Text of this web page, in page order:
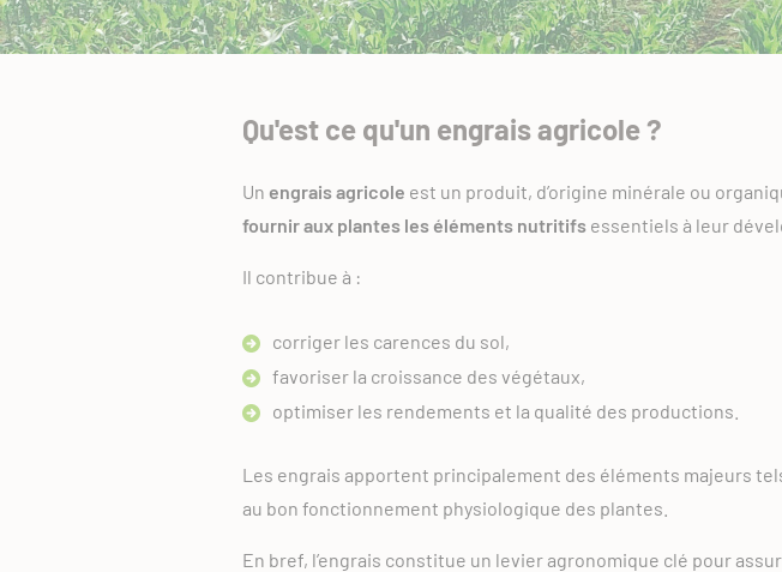
Qu'est ce qu'un engrais agricole ?
Un engrais agricole est un produit, d’origine minérale ou
fournir aux plantes les éléments nutritifs essentiels à leur
Il contribue à :
corriger les carences du sol,
favoriser la croissance des végétaux,
optimiser les rendements et la qualité des productions.
Les engrais apportent principalement des éléments majeurs
au bon fonctionnement physiologique des plantes.
En bref, l’engrais constitue un levier agronomique clé pour